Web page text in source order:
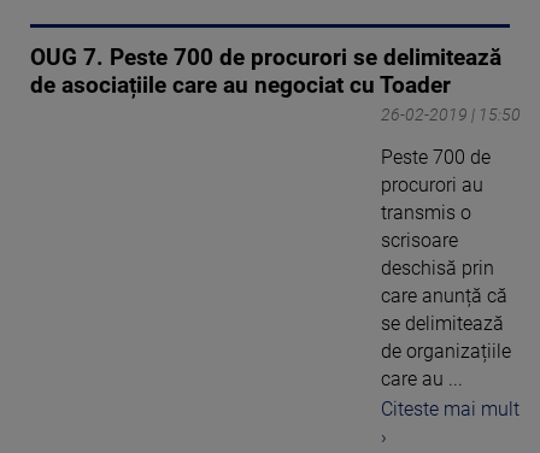
OUG 7. Peste 700 de procurori se delimitează
de asociațiile care au negociat cu Toader
26-02-2019 | 15:50
Peste 700 de
procurori au
transmis o
scrisoare
deschisă prin
care anunță că
se delimitează
de organizațiile
care au ...
Citeste mai mult
›